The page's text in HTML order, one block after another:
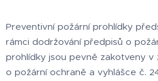
Preventivní požární prohlídky
rámci dodržování předpisů o
prohlídky jsou pevně zakotveny v
o požární ochraně a vyhlášce č.